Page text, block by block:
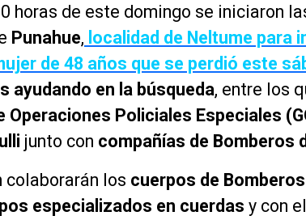
horas de este domingo se iniciaron
Punahue, localidad de Neltume para
de 48 años que se perdió este
ayudando en la búsqueda, entre los
Operaciones Policiales Especiales
junto con compañías de Bomberos
colaborarán los cuerpos de
especializados en cuerdas y con el